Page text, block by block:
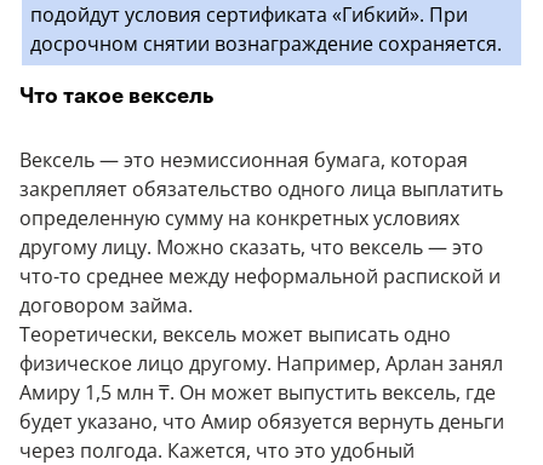
подойдут условия сертификата «Гибкий». При
досрочном снятии вознаграждение сохраняется.
Что такое вексель
Вексель — это неэмиссионная бумага, которая
закрепляет обязательство одного лица выплатить
определенную сумму на конкретных условиях
другому лицу. Можно сказать, что вексель — это
что-то среднее между неформальной распиской и
договором займа.
Теоретически, вексель может выписать одно
физическое лицо другому. Например, Арлан занял
Амиру 1,5 млн ₸. Он может выпустить вексель, где
будет указано, что Амир обязуется вернуть деньги
через полгода. Кажется, что это удобный